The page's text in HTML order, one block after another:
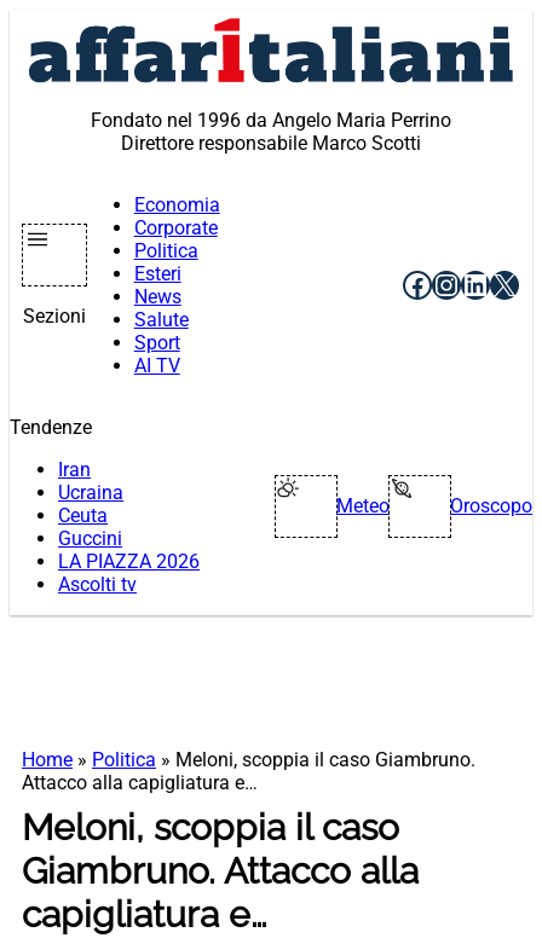
contenuto
Fondato nel 1996 da Angelo Maria Perrino
Direttore responsabile Marco Scotti
Sezioni
Economia
Corporate
Politica
Esteri
News
Salute
Sport
AI TV
Facebook
X
Tendenze
Iran
Ucraina
Ceuta
Guccini
LA PIAZZA 2026
Ascolti tv
Meteo Oroscopo
Home » Politica » Meloni, scoppia il caso Giambruno.
Attacco alla capigliatura e…
Meloni, scoppia il caso
Giambruno. Attacco alla
capigliatura e…